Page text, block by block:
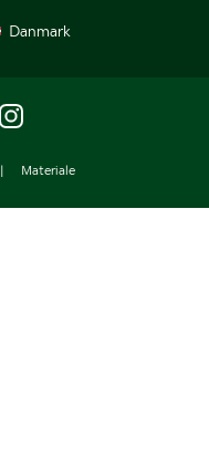
Danmark
| Materiale